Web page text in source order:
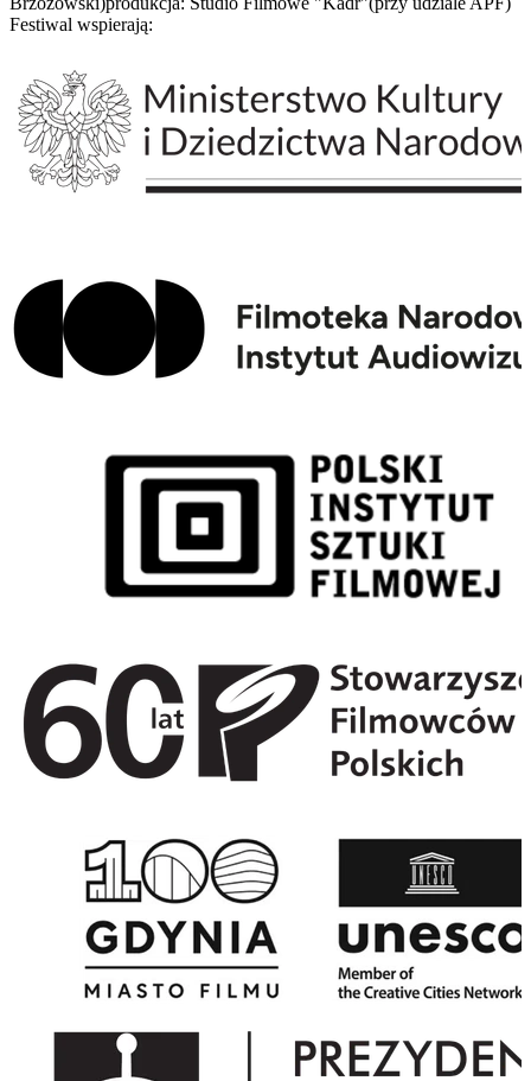
Festiwal wspierają: